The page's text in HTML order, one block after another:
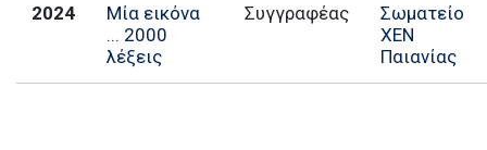
2024
Μία εικόνα
... 2000
λέξεις
Συγγραφέας
Σωματείο
ΧΕΝ
Παιανίας